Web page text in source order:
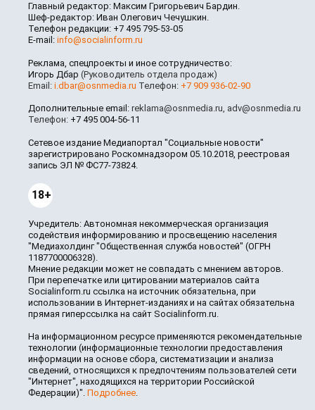
Главный редактор: Максим Григорьевич Бардин.
Шеф-редактор: Иван Олегович Чечушкин.
Телефон редакции: +7 495 795-53-05
E-mail: info@socialinform.ru
Реклама, спецпроекты и иное сотрудничество:
Игорь Дбар (Руководитель отдела продаж)
Email: i.dbar@osnmedia.ru Телефон: +7 909 936-02-90
Дополнительные email: reklama@osnmedia.ru, adv@osnmedia.ru
Телефон: +7 495 004-56-11
Сетевое издание Медиапортал "Социальные новости"
зарегистрировано Роскомнадзором 05.10.2018, реестровая
запись ЭЛ № ФС77-73824.
18+
Учредитель: Автономная некоммерческая организация
содействия информированию и просвещению населения
"Медиахолдинг "Общественная служба новостей" (ОГРН
1187700006328).
Мнение редакции может не совпадать с мнением авторов.
При перепечатке или цитировании материалов сайта
Socialinform.ru ссылка на источник обязательна, при
использовании в Интернет-изданиях и на сайтах обязательна
прямая гиперссылка на сайт Socialinform.ru.
На информационном ресурсе применяются рекомендательные
технологии (информационные технологии предоставления
информации на основе сбора, систематизации и анализа
сведений, относящихся к предпочтениям пользователей сети
"Интернет", находящихся на территории Российской
Федерации)". Подробнее.